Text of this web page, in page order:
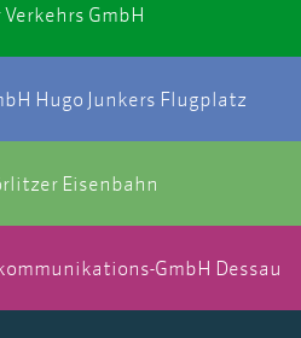
Verkehrs GmbH
Hugo Junkers Flugplatz
Eisenbahn
GmbH Dessau